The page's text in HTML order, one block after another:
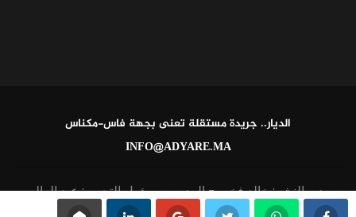
الديار.. جريدة مستقلة تعنى بجهة فاس-مكناس
INFO@ADYARE.MA
مدير النشر: خالد فخير - المدير ومسؤول التحرير: عبد العالي
القاطي